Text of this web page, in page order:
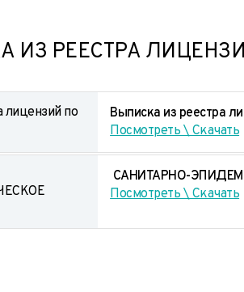
ИЗ РЕЕСТРА
лицензий по
Выписка из реестра
Посмотреть \ Скачать
САНИТАРНО-
Посмотреть \ Скачать